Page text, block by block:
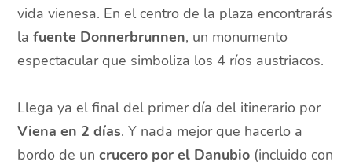
vida vienesa. En el centro de la plaza encontrarás
lafuente Donnerbrunnen, un monumento
espectacular que simboliza los 4 ríos austriacos.
Llega ya el final del primer día del itinerario por
Viena en 2 días. Y nada mejor que hacerlo a
bordo de uncrucero por el Danubio (incluido con